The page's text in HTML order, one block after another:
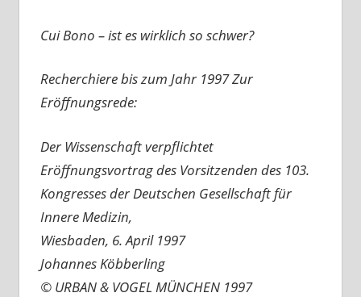
Cui Bono – ist es wirklich so schwer?
Recherchiere bis zum Jahr 1997 Zur
Eröffnungsrede:
Der Wissenschaft verpflichtet
Eröffnungsvortrag des Vorsitzenden des 103.
Kongresses der Deutschen Gesellschaft für
Innere Medizin,
Wiesbaden, 6. April 1997
Johannes Köbberling
© URBAN & VOGEL MÜNCHEN 1997